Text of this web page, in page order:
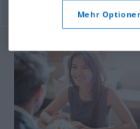
© OpenThesaurus.de
Mehr